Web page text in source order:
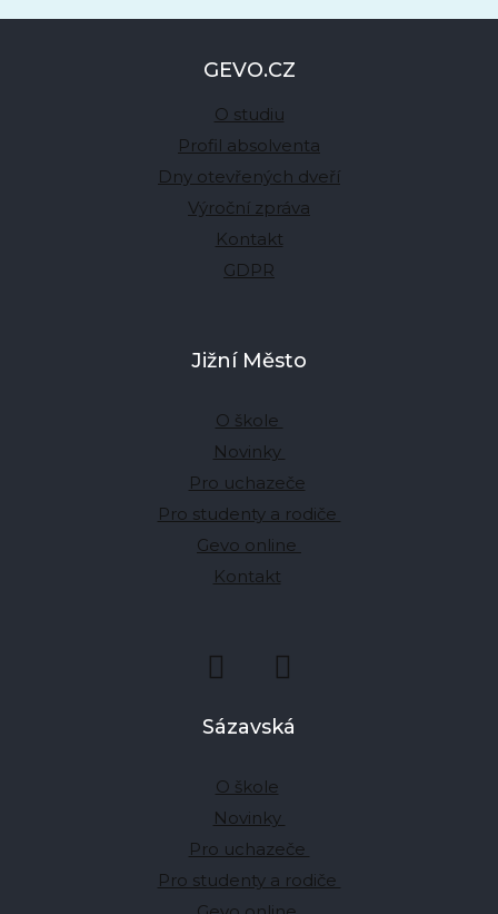
GEVO.CZ
O studiu
Profil absolventa
Dny otevřených dveří
Výroční zpráva
Kontakt
GDPR
Jižní Město
O škole
Novinky
Pro uchazeče
Pro studenty a rodiče
Gevo online
Kontakt
Sázavská
O škole
Novinky
Pro uchazeče
Pro studenty a rodiče